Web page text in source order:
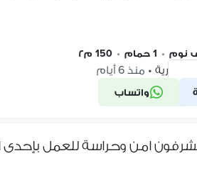
• 1 حمام • 150 م٢
• منذ 6 أيام
واتساب